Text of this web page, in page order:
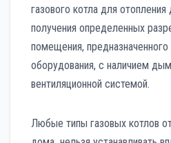
газового котла для
получения определенных
помещения, предназначенного
оборудования, с наличием
вентиляционной системой.
Любые типы газовых котлов